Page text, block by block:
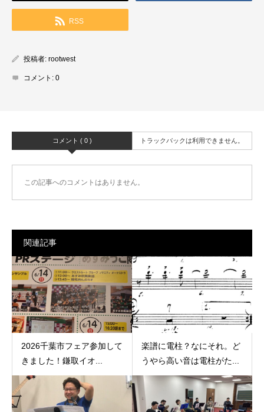
RSS
投稿者: rootwest
コメント: 0
コメント ( 0 ) トラックバックは利用できません。
この記事へのコメントはありません。
関連記事
2026千葉市フェア参加して
きました！鎌取イオ...
楽譜に電柱？なにそれ。ど
うやら高い音は電柱がた...